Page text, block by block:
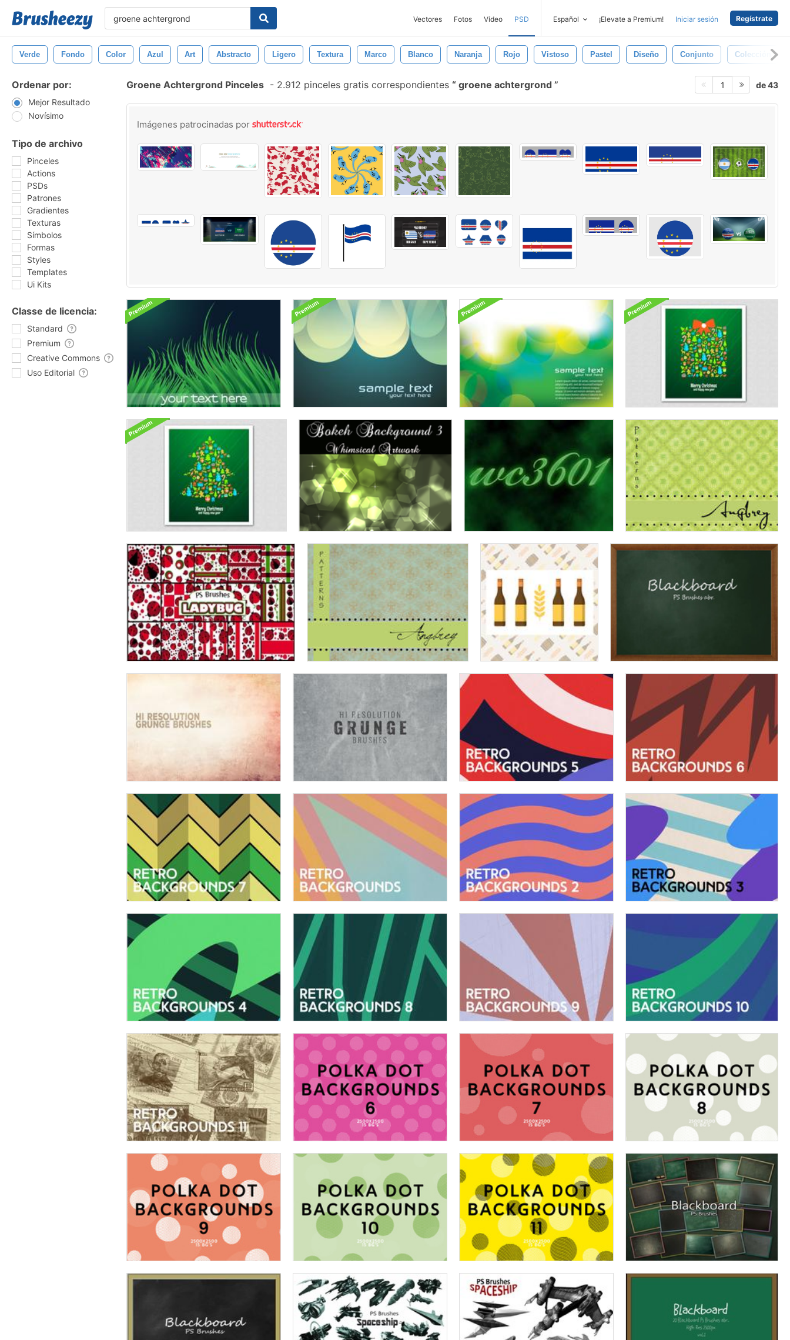
Vectores Fotos Vídeo PSD Español ¡Elevate a Premium! Iniciar sesión Regístrate
Verde Fondo Color Azul Art Abstracto Ligero Textura Marco Blanco Naranja Rojo Vistoso Pastel Diseño Conjunto Colección
Ordenar por:
Mejor Resultado
Novísimo
Tipo de archivo
Pinceles
Actions
PSDs
Patrones
Gradientes
Texturas
Símbolos
Formas
Styles
Templates
Ui Kits
Classe de licencia:
Standard
Premium
Creative Commons
Uso Editorial
Groene Achtergrond Pinceles - 2.912 pinceles gratis correspondientes groene achtergrond 1 de 43
Imágenes patrocinadas por